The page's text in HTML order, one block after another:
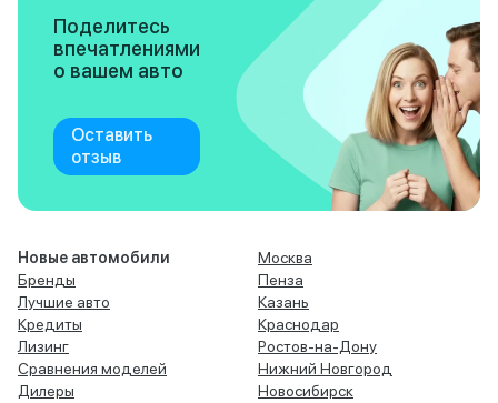
Поделитесь
впечатлениями
о вашем авто
Оставить
отзыв
Новые автомобили
Бренды
Лучшие авто
Кредиты
Лизинг
Сравнения моделей
Дилеры
Москва
Пенза
Казань
Краснодар
Ростов-на-Дону
Нижний Новгород
Новосибирск